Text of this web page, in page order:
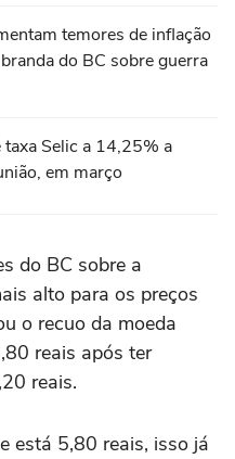
temores de inflação
do BC sobre guerra
Selic a 14,25% a
em março
do BC sobre a
alto para os preços
o recuo da moeda
reais após ter
reais.
está 5,80 reais, isso já